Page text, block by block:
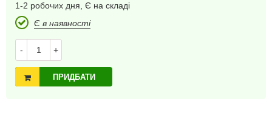
1-2 робочих дня, Є на складі
Є в наявності
- +
ПРИДБАТИ